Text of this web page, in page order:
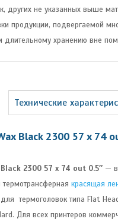
других не указанных выше
продукции, подвергаемой
длительному хранению вне
Технические
Black 2300 57 x 74
2300 57 x 74 out 0.5″ —
термотрансферная красящая
термоголовок типа Flat
Для всех принтеров